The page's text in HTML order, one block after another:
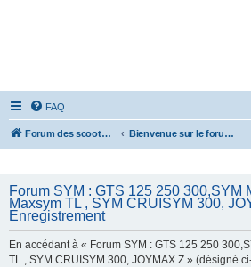
FAQ
Forum des scooters SYM - GTS -MAXSYM - CRUISYM - JOYMAX - Maxsym TL Bienvenue sur le forum des scooters de la gamme SYM
Forum SYM : GTS 125 250 300,SYM
Maxsym TL , SYM CRUISYM 300,
Enregistrement
En accédant à « Forum SYM : GTS 125 250
TL , SYM CRUISYM 300, JOYMAX Z » (désigné